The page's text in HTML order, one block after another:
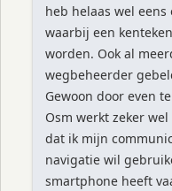
heb helaas wel
waarbij een
worden. Ook al
wegbeheerder
Gewoon door even
Osm werkt zeker
dat ik mijn
navigatie wil
smartphone heeft